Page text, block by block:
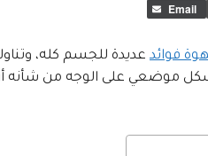
Email
فوائد عديدة للجسم كله،
موضعي على الوجه من شأنه أن